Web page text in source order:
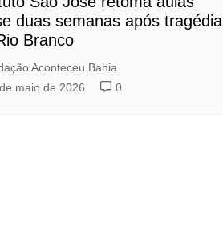
duas semanas após tragédia
Branco
Aconteceu Bahia
maio de 2026
0